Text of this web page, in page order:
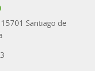
Santiago de